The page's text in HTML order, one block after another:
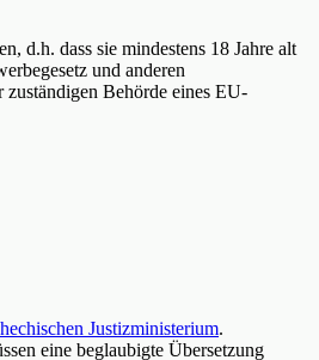
d.h. dass sie mindestens 18 Jahre alt
und anderen
Behörde eines EU-
Justizministerium.
eine beglaubigte Übersetzung